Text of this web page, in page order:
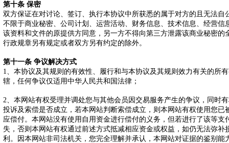
第十条 保密
双方保证在对讨论、签订、执行本协议中所获悉的属于对方的且无法自
不限于商业秘密、公司计划、运营活动、财务信息、技术信息、经营信
该资料和文件的原提供方同意，另一方不得向第三方泄露该商业秘密的
行政规章另有规定或者双方另有约定的除外。
第十一条 争议解决方式
1、本协议及其规则的有效性、履行和与本协议及其规则效力有关的所
辖，任何争议仅适用中华人民共和国法律；
2、本网站有权受理并调处您与其他会员因交易服务产生的争议，同时
投诉及索偿是否成立，若本网站判断索偿成立，则本网站有权使用您已
应偿付。本网站没有使用自用资金进行偿付的义务，但若进行了该等支
失，否则本网站有权通过前述方式抵减相应资金或权益，如仍无法弥补
利。因本网站非司法机关，您完全理解并承认，本网站对证据的鉴别能